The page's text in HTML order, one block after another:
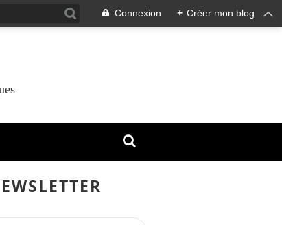
Connexion + Créer mon blog